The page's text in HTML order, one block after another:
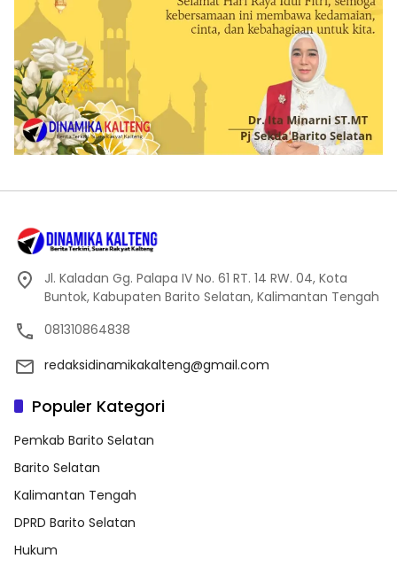
Jl. Kaladan Gg. Palapa IV No. 61 RT. 14 RW. 04, Kota
Buntok, Kabupaten Barito Selatan, Kalimantan Tengah
081310864838
redaksidinamikakalteng@gmail.com
Populer Kategori
Pemkab Barito Selatan
Barito Selatan
Kalimantan Tengah
DPRD Barito Selatan
Hukum